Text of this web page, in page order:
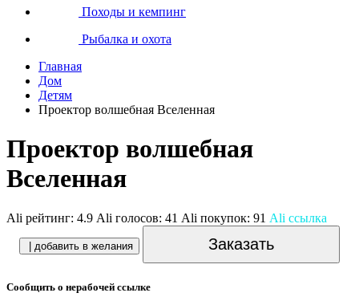
Походы и кемпинг
Рыбалка и охота
Главная
Дом
Детям
Проектор волшебная Вселенная
Проектор волшебная
Вселенная
Ali рейтинг: 4.9 Ali голосов: 41 Ali покупок: 91 Ali ссылка
| добавить в желания Заказать
Сообщить о нерабочей ссылке